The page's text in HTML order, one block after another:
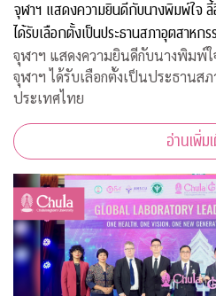
จุฬาฯ แสดงความยินดีกับนางพิมพ์ใจ
ได้รับเลือกตั้งเป็นประธานสภาอุตสาหก
จุฬาฯ แสดงความยินดีกับนางพิมพ์ใ
จุฬาฯ ได้รับเลือกตั้งเป็นประธานส
ประเทศไทย
อ่านเพิ่ม